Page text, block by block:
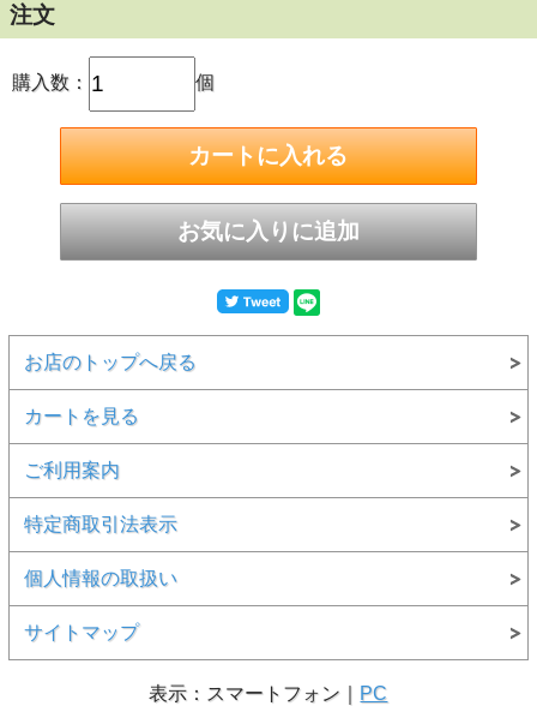
注文
購入数： 個
お店のトップへ戻る
カートを見る
ご利用案内
特定商取引法表示
個人情報の取扱い
サイトマップ
表示：スマートフォン｜ PC